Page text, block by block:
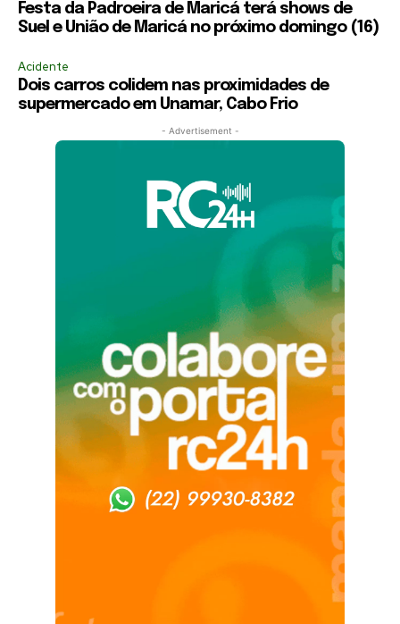
Festa da Padroeira de Maricá terá shows de
Suel e União de Maricá no próximo domingo (16)
Acidente
Dois carros colidem nas proximidades de
supermercado em Unamar, Cabo Frio
- Advertisement -